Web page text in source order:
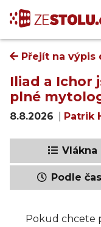
Přejít na výpis
Iliad a Ichor
plné
8.8.2026 Patrik
Vlákna
Podle
Pokud chcete